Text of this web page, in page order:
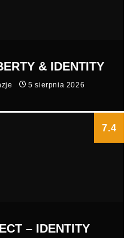
& IDENTITY
5 sierpnia 2026
7.4
– IDENTITY